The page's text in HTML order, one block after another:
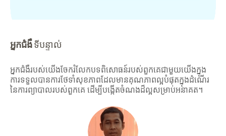
អ្នកជំងឺទីបន្ទាល់
អ្នកជំងឺរបស់យើងចែករំលែកបទពិសោធន៍របស់ពួកគេជាមួយយើងក្នុង
ការទទួលបានការថែទាំសុខភាពដែលមានគុណភាពល្អបំផុតក្នុងដំណើរ
នៃការព្យាបាលរបស់ពួកគេ ដើម្បីបង្កើតចំណងដ៏ល្អសម្រាប់អនាគត។